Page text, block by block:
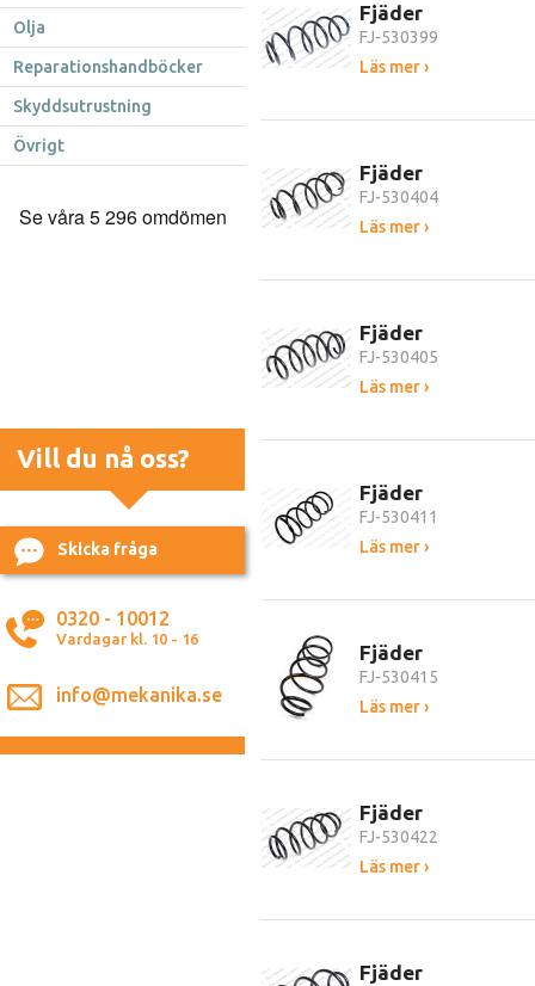
Olja
Reparationshandböcker
Skyddsutrustning
Övrigt
Vill du nå oss?
Skicka fråga
0320 - 10012
Vardagar kl. 10 - 16
info@mekanika.se
Fjäder
FJ-530399
Läs mer ›
Fjäder
FJ-530404
Läs mer ›
Fjäder
FJ-530405
Läs mer ›
Fjäder
FJ-530411
Läs mer ›
Fjäder
FJ-530415
Läs mer ›
Fjäder
FJ-530422
Läs mer ›
Fjäder